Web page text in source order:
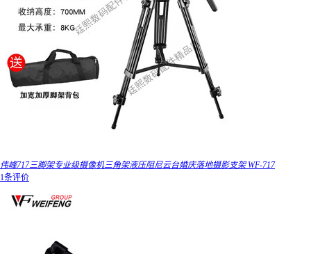
伟峰717三脚架专业级摄像机三角架液压阻尼云台婚庆落地摄影支架 WF-717
1条评价